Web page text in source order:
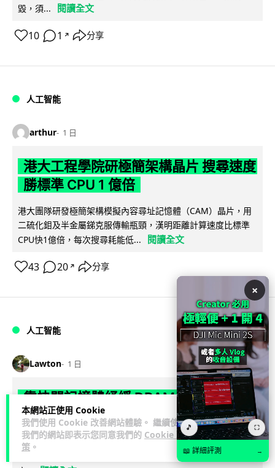
本網站正使用 Cookie
我們使用 Cookie 改善網站體驗。 繼續使用
我們的網站即表示您同意我們的 Cookie 政
策 。
毀，須...
閱讀全文
10 1 ↗ 分享
人工智能
arthur 1 日
港大工程學院研極簡架構晶片 搜尋速度
勝標準 CPU 1 億倍
港大團隊研發極簡架構模擬內容尋址記憶體（CAM）晶片，用
二硫化鉬及半金屬銻克服傳輸瓶頸，漢明距離計算速度比標準
CPU快1億倍，每次搜尋耗能低...
閱讀全文
43 20 ↗ 分享
人工智能
Lawton 1 日
靠快閃記憶體紓緩 DRAM 不足 KIOXIA
推 XL1 記憶體擴充模組
KIOXIA 發表全新記憶體擴充模組 XL1 系列，結合低延遲快閃記
憶體 XL-FLASH 與 CXL 介面，將快閃記憶體轉化為記憶體擴充
×
🎵 ⛶
📖 詳細評測 →